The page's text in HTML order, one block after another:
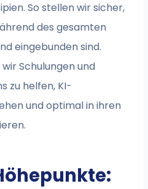
So stellen wir sicher,
des gesamten
eingebunden sind.
Schulungen und
zu helfen, KI-
und optimal in ihren